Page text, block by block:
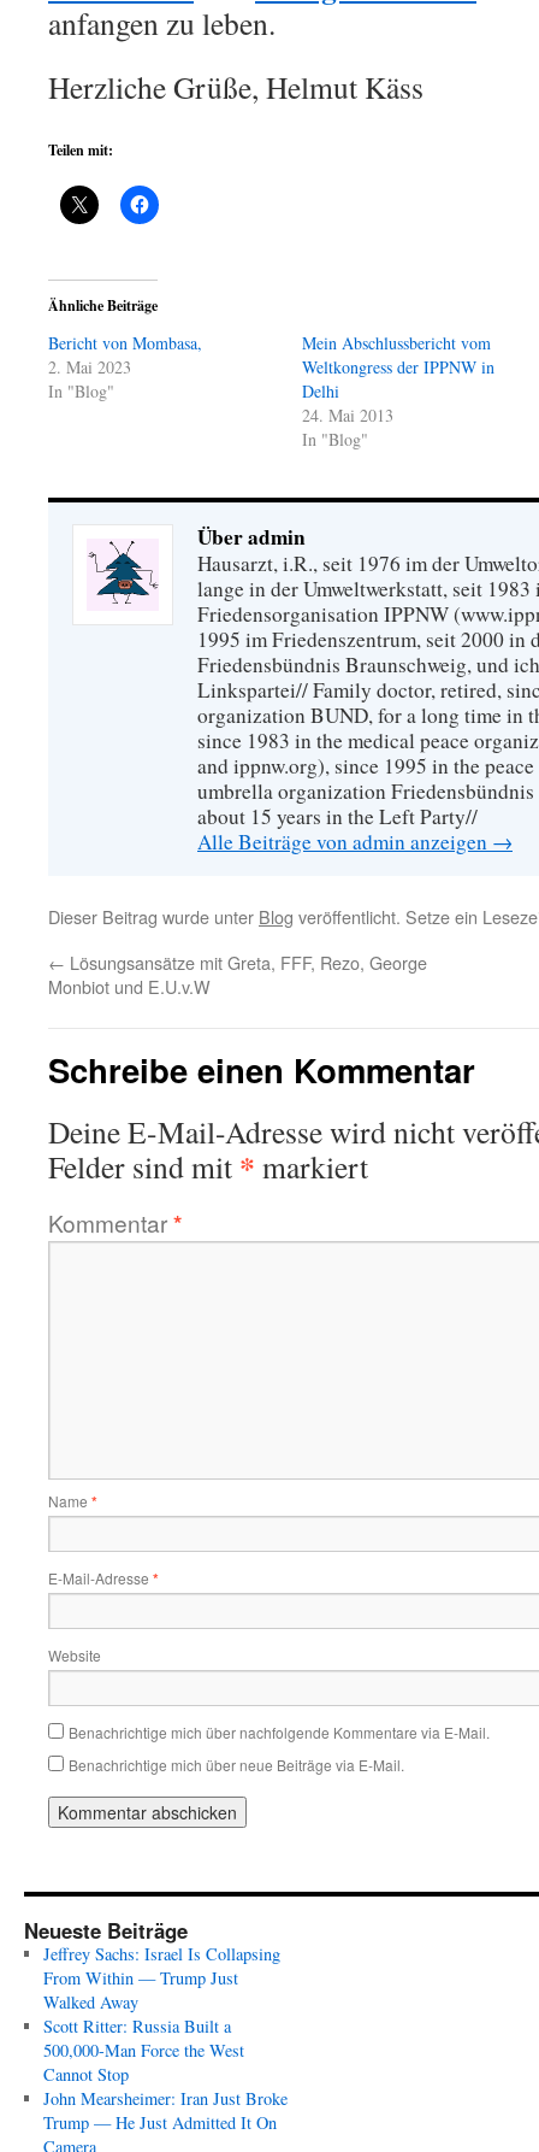
anfangen zu leben.
Herzliche Grüße, Helmut Käss
Teilen mit:
Ähnliche Beiträge
Bericht von Mombasa,
2. Mai 2023
In "Blog"
Mein Abschlussbericht vom
Weltkongress der IPPNW in
Delhi
24. Mai 2013
In "Blog"
Über admin
Hausarzt, i.R., seit 1976 im der
lange in der Umweltwerkstatt, seit
Friedensorganisation IPPNW
1995 im Friedenszentrum, seit 2000 in
Friedensbündnis Braunschweig, und
Linkspartei// Family doctor, retired,
organization BUND, for a long time in
since 1983 in the medical peace
and ippnw.org), since 1995 in the
umbrella organization
about 15 years in the Left Party//
Alle Beiträge von admin anzeigen →
Dieser Beitrag wurde unter Blog veröffentlicht. Setze ein
← Lösungsansätze mit Greta, FFF, Rezo, George
Monbiot und E.U.v.W
Schreibe einen Kommentar
Deine E-Mail-Adresse wird nicht
Felder sind mit * markiert
Kommentar*
Name *
E-Mail-Adresse *
Website
Benachrichtige mich über nachfolgende Kommentare via E-Mail.
Benachrichtige mich über neue Beiträge via E-Mail.
Neueste Beiträge
Jeffrey Sachs: Israel Is Collapsing
From Within — Trump Just
Walked Away
Scott Ritter: Russia Built a
500,000-Man Force the West
Cannot Stop
John Mearsheimer: Iran Just Broke
Trump — He Just Admitted It On
Camera